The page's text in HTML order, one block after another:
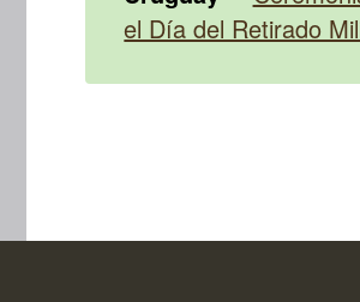
el Día del Retirado